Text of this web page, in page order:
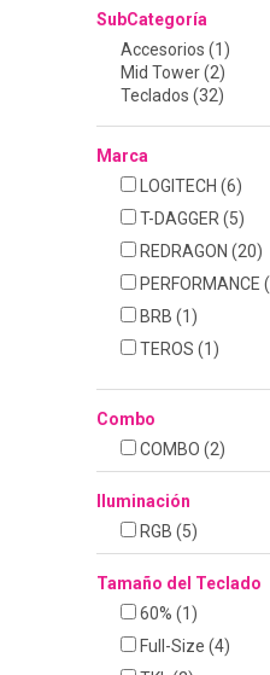
SubCategoría
Accesorios (1)
Mid Tower (2)
Teclados (32)
Marca
LOGITECH (6)
T-DAGGER (5)
REDRAGON (20)
PERFORMANCE
BRB (1)
TEROS (1)
Combo
COMBO (2)
Iluminación
RGB (5)
Tamaño del Teclado
60% (1)
Full-Size (4)